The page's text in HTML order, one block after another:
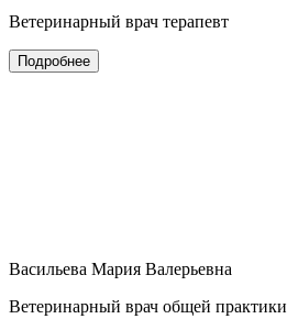
Ветеринарный врач терапевт
Подробнее
Васильева Мария Валерьевна
Ветеринарный врач общей практики